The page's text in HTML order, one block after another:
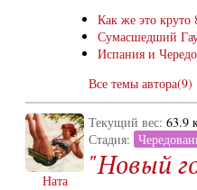
Как же это круто
Сумасшедший
Испания и
Все темы автора(9)
Ната
Текущий вес: 63.9
Стадия:
"Новый